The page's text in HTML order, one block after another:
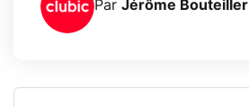
Par Jérôme Bouteiller